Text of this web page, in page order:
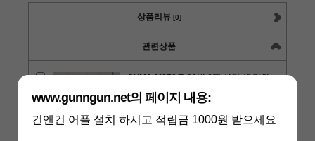
상품리뷰 [0]
관련상품
CYMA M870용 30발 6팩 샷건 쉘 탄창
세트
상품가 :27,000원
www.gunngun.net의 페이지 내용:
건앤건 어플 설치 하시고 적립금 1000원 받으세요